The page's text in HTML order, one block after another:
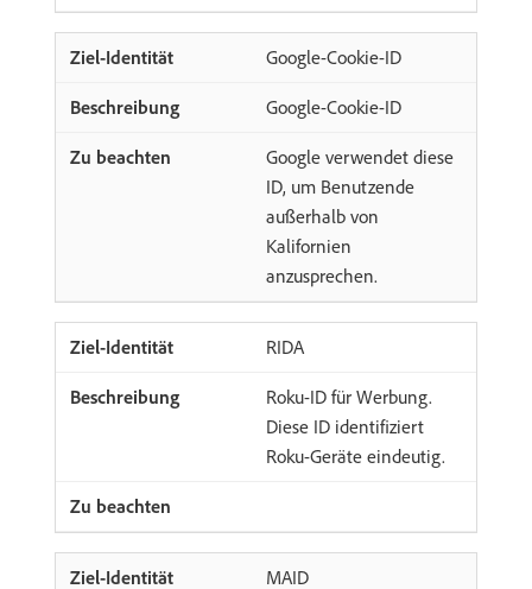
Google-Cookie-ID
Google-Cookie-ID
Google verwendet diese
ID, um Benutzende
außerhalb von
Kalifornien
anzusprechen.
RIDA
Roku-ID für Werbung.
Diese ID identifiziert
Roku-Geräte eindeutig.
MAID